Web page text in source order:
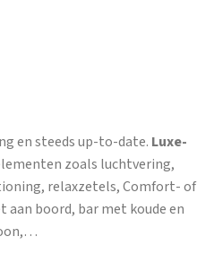
en steeds up-to-date. Luxe-
zoals luchtvering,
relaxzetels, Comfort- of
boord, bar met koude en